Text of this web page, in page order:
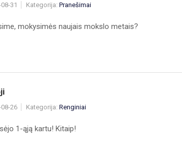
31 Kategorija: Pranešimai
mokysimės naujais mokslo metais?
26 Kategorija: Renginiai
1-ąją kartu! Kitaip!